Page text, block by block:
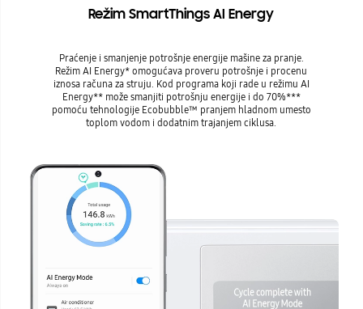
Režim SmartThings AI Energy
Praćenje i smanjenje potrošnje energije mašine za pranje.
Režim AI Energy* omogućava proveru potrošnje i procenu
iznosa računa za struju. Kod programa koji rade u režimu AI
Energy** može smanjiti potrošnju energije i do 70%***
pomoću tehnologije Ecobubble™ pranjem hladnom umesto
toplom vodom i dodatnim trajanjem ciklusa.